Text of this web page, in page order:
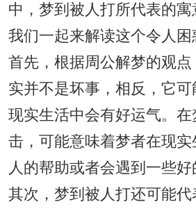
中，梦到被人打所代表的
我们一起来解读这个令人困
首先，根据周公解梦的观
实并不是坏事，相反，它
现实生活中会有好运气。
击，可能意味着梦者在现
人的帮助或者会遇到一些好
其次，梦到被人打还可能